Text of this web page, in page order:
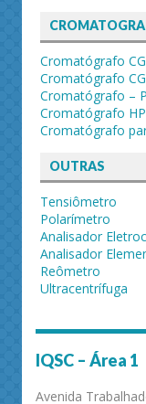
Cromatógrafo
Cromatógrafo
Cromatógrafo –
Cromatógrafo
Cromatógrafo
OUTRAS
Tensiômetro
Polarímetro
Analisador
Analisador
Reômetro
Ultracentrífuga
IQSC – Área 1
Avenida